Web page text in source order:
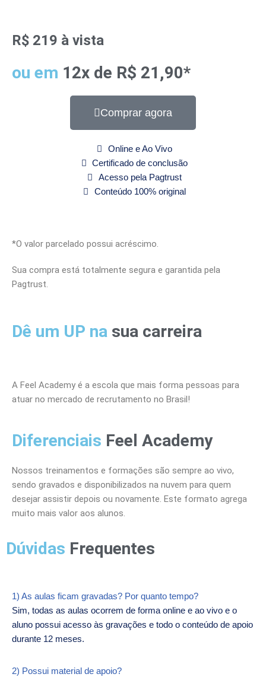
Dê um UP na sua carreira
A Feel Academy é a escola que mais forma pessoas para
atuar no mercado de recrutamento no Brasil!
Diferenciais Feel Academy
Nossos treinamentos e formações são sempre ao vivo,
sendo gravados e disponibilizados na nuvem para quem
desejar assistir depois ou novamente. Este formato agrega
muito mais valor aos alunos.
R$ 219 à vista
ou em 12x de R$ 21,90*
Comprar agora
Online e Ao Vivo
Certificado de conclusão
Acesso pela Pagtrust
Conteúdo 100% original
*O valor parcelado possui acréscimo.
Sua compra está totalmente segura e garantida pela
Pagtrust.
Dúvidas Frequentes
1) As aulas ficam gravadas? Por quanto tempo?
Sim, todas as aulas ocorrem de forma online e ao vivo e o
aluno possui acesso às gravações e todo o conteúdo de apoio
durante 12 meses.
2) Possui material de apoio?